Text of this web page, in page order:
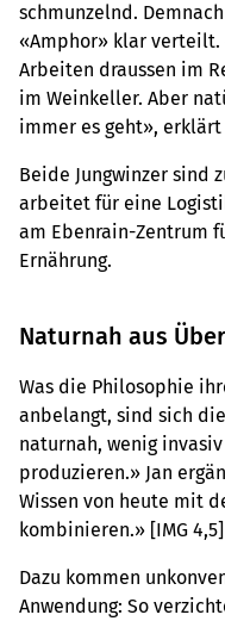
schmunzelnd.
«Amphor» klar
Arbeiten draussen im
im Weinkeller. Aber
immer es geht», erklärt
Beide Jungwinzer sind
arbeitet für eine
am Ebenrain-Zentrum
Ernährung.
Naturnah aus
Was die Philosophie
anbelangt, sind sich
naturnah, wenig
produzieren.» Jan
Wissen von heute mit
kombinieren.» [IMG 4,5]
Dazu kommen
Anwendung: So